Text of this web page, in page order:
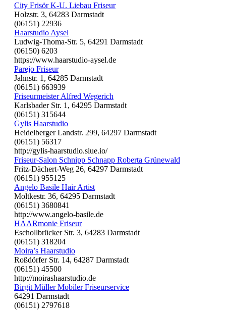
City Frisör K-U. Liebau Friseur
Holzstr. 3, 64283 Darmstadt
(06151) 22936
Haarstudio Aysel
Ludwig-Thoma-Str. 5, 64291 Darmstadt
(06150) 6203
https://www.haarstudio-aysel.de
Parejo Friseur
Jahnstr. 1, 64285 Darmstadt
(06151) 663939
Friseurmeister Alfred Wegerich
Karlsbader Str. 1, 64295 Darmstadt
(06151) 315644
Gylis Haarstudio
Heidelberger Landstr. 299, 64297 Darmstadt
(06151) 56317
http://gylis-haarstudio.slue.io/
Friseur-Salon Schnipp Schnapp Roberta Grünewald
Fritz-Dächert-Weg 26, 64297 Darmstadt
(06151) 955125
Angelo Basile Hair Artist
Moltkestr. 36, 64295 Darmstadt
(06151) 3680841
http://www.angelo-basile.de
HAARmonie Friseur
Eschollbrücker Str. 3, 64283 Darmstadt
(06151) 318204
Moira’s Haarstudio
Roßdörfer Str. 14, 64287 Darmstadt
(06151) 45500
http://moirashaarstudio.de
Birgit Müller Mobiler Friseurservice
64291 Darmstadt
(06151) 2797618